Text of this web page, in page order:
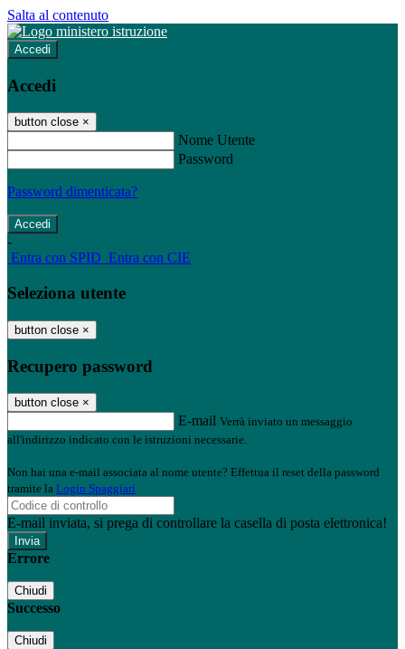
Salta al contenuto
Accedi
Accedi
button close ×
Nome Utente
Password
Password dimenticata?
-
Entra con SPID Entra con CIE
Seleziona utente
button close ×
Recupero password
button close ×
E-mail Verrà inviato un messaggio
all'indirizzo indicato con le istruzioni necessarie.
Non hai una e-mail associata al nome utente? Effettua il reset della password
tramite la Login Spaggiari
E-mail inviata, si prega di controllare la casella di posta elettronica!
Errore
Chiudi
Successo
Chiudi